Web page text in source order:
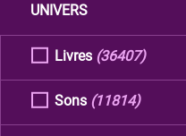
UNIVERS
Livres (36407)
Sons (11814)